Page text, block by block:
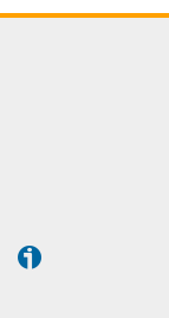
Tiktok